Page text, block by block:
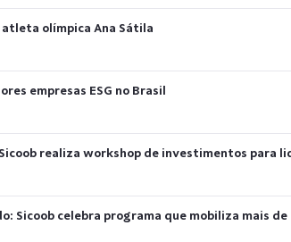
olímpica Ana Sátila
empresas ESG no Brasil
realiza workshop de investimentos para
Sicoob celebra programa que mobiliza mais